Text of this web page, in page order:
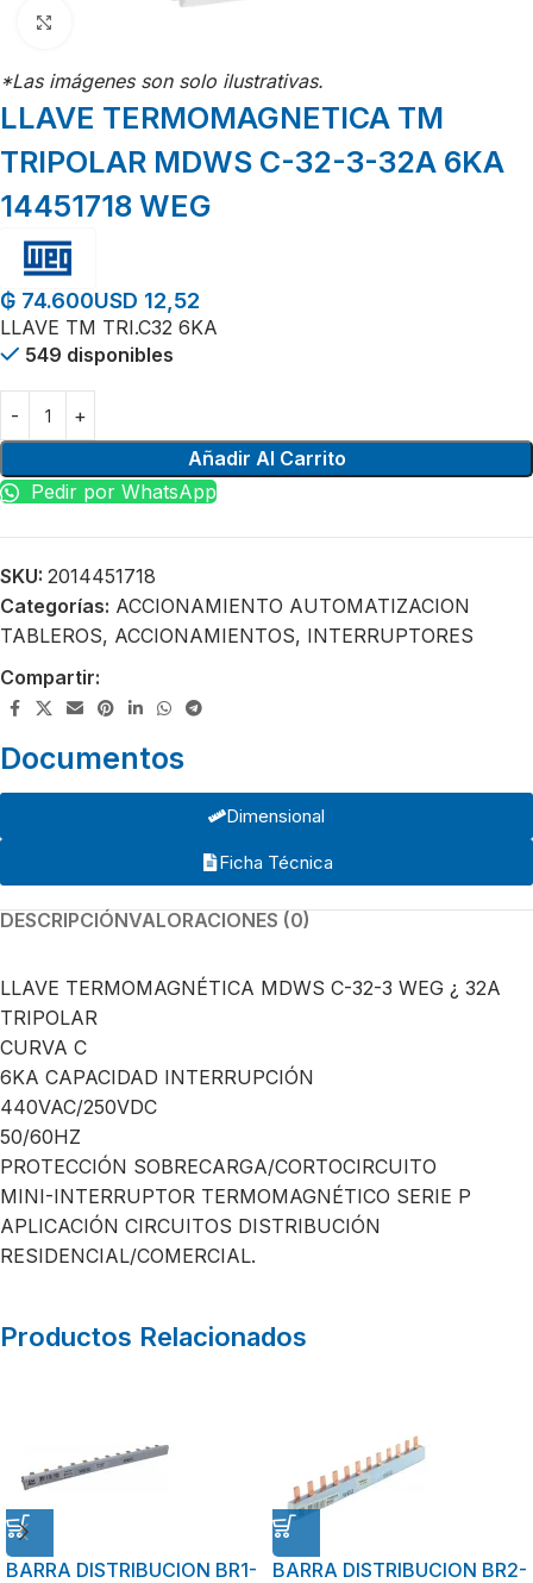
*Las imágenes son solo ilustrativas.
LLAVE TERMOMAGNETICA TM
TRIPOLAR MDWS C-32-3-32A 6KA
14451718 WEG
₲ 74.600USD 12,52
LLAVE TM TRI.C32 6KA
549 disponibles
Añadir Al Carrito
Pedir por WhatsApp
SKU: 2014451718
Categorías: ACCIONAMIENTO AUTOMATIZACION
TABLEROS, ACCIONAMIENTOS, INTERRUPTORES
Compartir:
Documentos
Dimensional
Ficha Técnica
DESCRIPCIÓNVALORACIONES (0)
LLAVE TERMOMAGNÉTICA MDWS C-32-3 WEG ¿ 32A
TRIPOLAR
CURVA C
6KA CAPACIDAD INTERRUPCIÓN
440VAC/250VDC
50/60HZ
PROTECCIÓN SOBRECARGA/CORTOCIRCUITO
MINI-INTERRUPTOR TERMOMAGNÉTICO SERIE P
APLICACIÓN CIRCUITOS DISTRIBUCIÓN
RESIDENCIAL/COMERCIAL.
Productos Relacionados
BARRA DISTRIBUCION BR1-
BARRA DISTRIBUCION BR2-